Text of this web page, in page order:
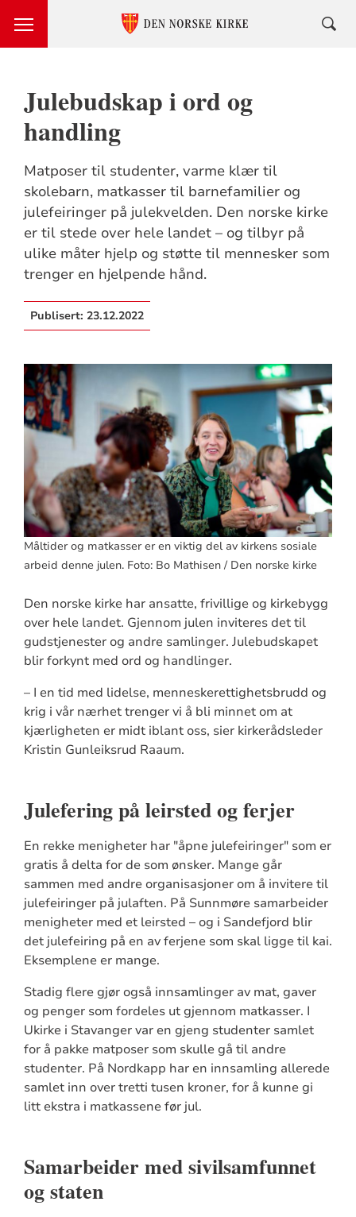
Julebudskap i ord og
handling
Matposer til studenter, varme klær til
skolebarn, matkasser til barnefamilier og
julefeiringer på julekvelden. Den norske kirke
er til stede over hele landet – og tilbyr på
ulike måter hjelp og støtte til mennesker som
trenger en hjelpende hånd.
Publisert: 23.12.2022
Måltider og matkasser er en viktig del av kirkens sosiale
arbeid denne julen. Foto: Bo Mathisen / Den norske kirke
Den norske kirke har ansatte, frivillige og kirkebygg
over hele landet. Gjennom julen inviteres det til
gudstjenester og andre samlinger. Julebudskapet
blir forkynt med ord og handlinger.
– I en tid med lidelse, menneskerettighetsbrudd og
krig i vår nærhet trenger vi å bli minnet om at
kjærligheten er midt iblant oss, sier kirkerådsleder
Kristin Gunleiksrud Raaum.
Julefering på leirsted og ferjer
En rekke menigheter har "åpne julefeiringer" som er
gratis å delta for de som ønsker. Mange går
sammen med andre organisasjoner om å invitere til
julefeiringer på julaften. På Sunnmøre samarbeider
menigheter med et leirsted – og i Sandefjord blir
det julefeiring på en av ferjene som skal ligge til kai.
Eksemplene er mange.
Stadig flere gjør også innsamlinger av mat, gaver
og penger som fordeles ut gjennom matkasser. I
Ukirke i Stavanger var en gjeng studenter samlet
for å pakke matposer som skulle gå til andre
studenter. På Nordkapp har en innsamling allerede
samlet inn over tretti tusen kroner, for å kunne gi
litt ekstra i matkassene før jul.
Samarbeider med sivilsamfunnet
og staten